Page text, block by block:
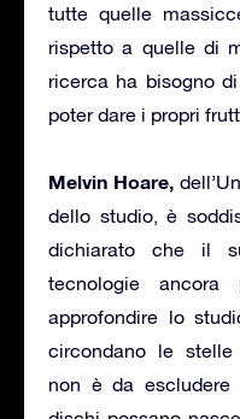
tutte quelle
rispetto a quelle di
ricerca ha bisogno
poter dare i propri
Melvin Hoare,
dello studio, è
dichiarato che il
tecnologie
approfondire lo
circondano le stelle
non è da